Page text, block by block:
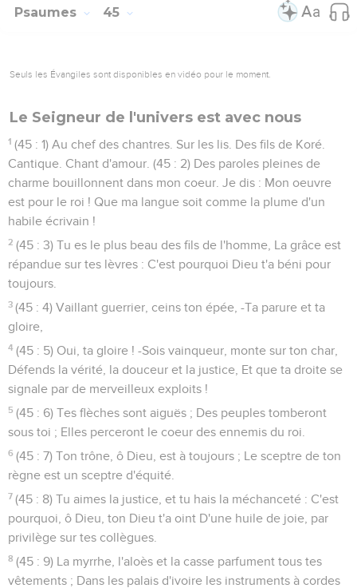
Psaumes 45
Seuls les Évangiles sont disponibles en vidéo pour le moment.
Le Seigneur de l'univers est avec nous
1 (45 : 1) Au chef des chantres. Sur les lis. Des fils de Koré.
Cantique. Chant d'amour. (45 : 2) Des paroles pleines de
charme bouillonnent dans mon coeur. Je dis : Mon oeuvre
est pour le roi ! Que ma langue soit comme la plume d'un
habile écrivain !
2 (45 : 3) Tu es le plus beau des fils de l'homme, La grâce est
répandue sur tes lèvres : C'est pourquoi Dieu t'a béni pour
toujours.
3 (45 : 4) Vaillant guerrier, ceins ton épée, -Ta parure et ta
gloire,
4 (45 : 5) Oui, ta gloire ! -Sois vainqueur, monte sur ton char,
Défends la vérité, la douceur et la justice, Et que ta droite se
signale par de merveilleux exploits !
5 (45 : 6) Tes flèches sont aiguës ; Des peuples tomberont
sous toi ; Elles perceront le coeur des ennemis du roi.
6 (45 : 7) Ton trône, ô Dieu, est à toujours ; Le sceptre de ton
règne est un sceptre d'équité.
7 (45 : 8) Tu aimes la justice, et tu hais la méchanceté : C'est
pourquoi, ô Dieu, ton Dieu t'a oint D'une huile de joie, par
privilège sur tes collègues.
8 (45 : 9) La myrrhe, l'aloès et la casse parfument tous tes
vêtements ; Dans les palais d'ivoire les instruments à cordes